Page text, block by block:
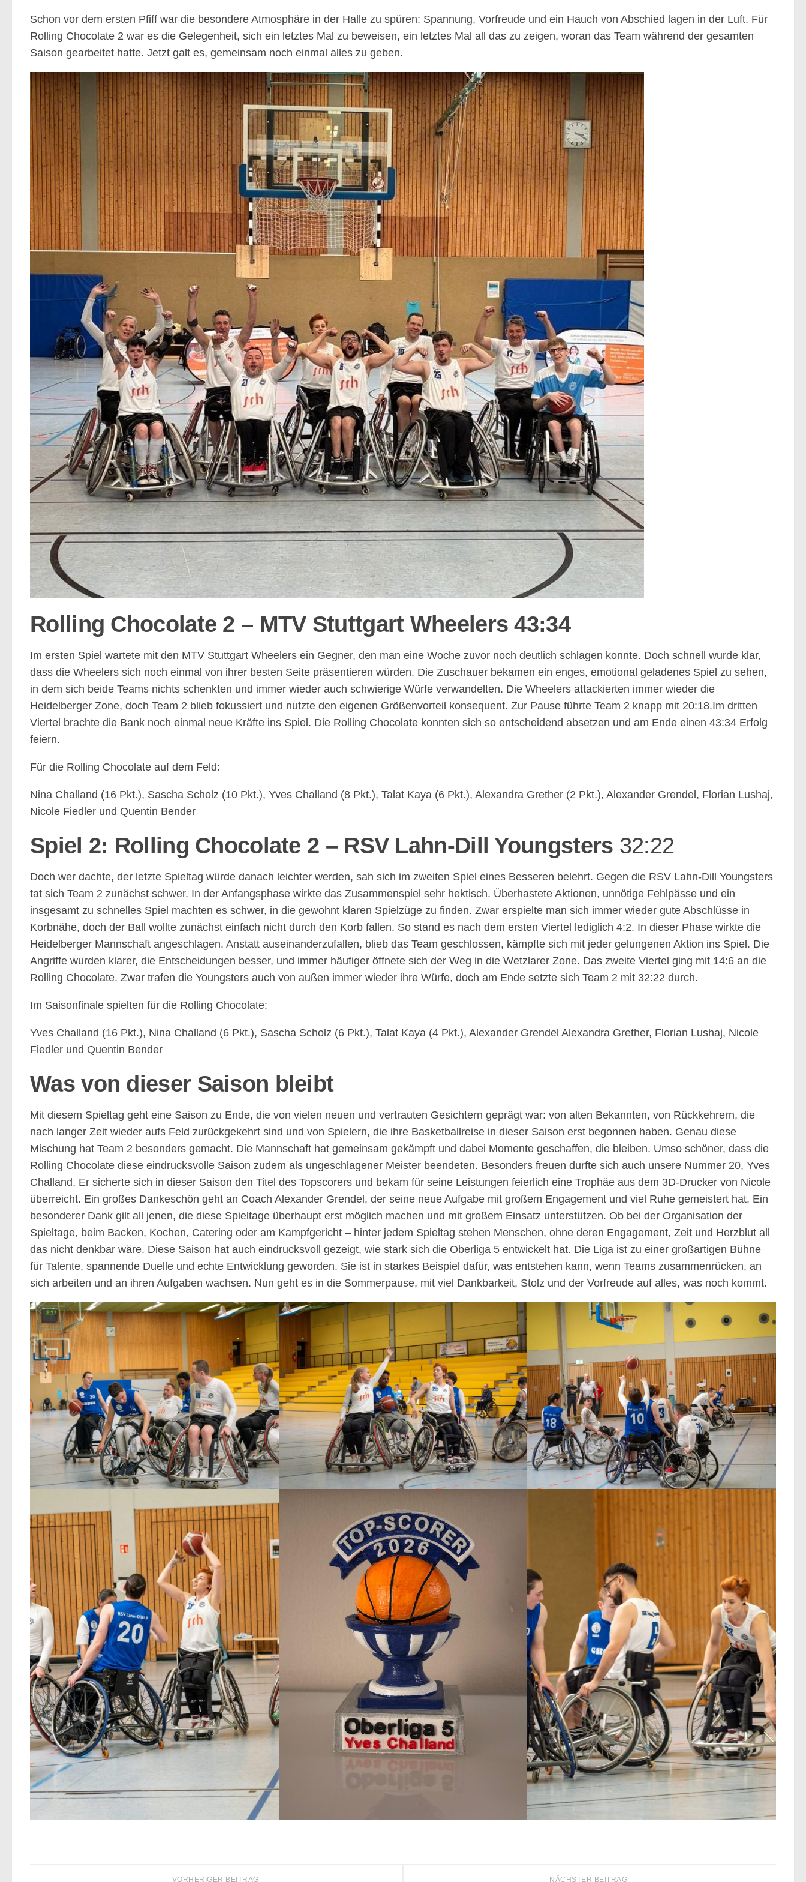
Schon vor dem ersten Pfiff war die besondere Atmosphäre in der Halle zu spüren: Spannung, Vorfreude und ein Hauch von Abschied lagen in der Luft. Für
Rolling Chocolate 2 war es die Gelegenheit, sich ein letztes Mal zu beweisen, ein letztes Mal all das zu zeigen, woran das Team während der gesamten
Saison gearbeitet hatte. Jetzt galt es, gemeinsam noch einmal alles zu geben.
Rolling Chocolate 2 – MTV Stuttgart Wheelers 43:34
Im ersten Spiel wartete mit den MTV Stuttgart Wheelers ein Gegner, den man eine Woche zuvor noch deutlich schlagen konnte. Doch schnell wurde klar,
dass die Wheelers sich noch einmal von ihrer besten Seite präsentieren würden. Die Zuschauer bekamen ein enges, emotional geladenes Spiel zu sehen,
in dem sich beide Teams nichts schenkten und immer wieder auch schwierige Würfe verwandelten. Die Wheelers attackierten immer wieder die
Heidelberger Zone, doch Team 2 blieb fokussiert und nutzte den eigenen Größenvorteil konsequent. Zur Pause führte Team 2 knapp mit 20:18.Im dritten
Viertel brachte die Bank noch einmal neue Kräfte ins Spiel. Die Rolling Chocolate konnten sich so entscheidend absetzen und am Ende einen 43:34 Erfolg
feiern.
Für die Rolling Chocolate auf dem Feld:
Nina Challand (16 Pkt.), Sascha Scholz (10 Pkt.), Yves Challand (8 Pkt.), Talat Kaya (6 Pkt.), Alexandra Grether (2 Pkt.), Alexander Grendel, Florian Lushaj,
Nicole Fiedler und Quentin Bender
Spiel 2: Rolling Chocolate 2 – RSV Lahn-Dill Youngsters 32:22
Doch wer dachte, der letzte Spieltag würde danach leichter werden, sah sich im zweiten Spiel eines Besseren belehrt. Gegen die RSV Lahn-Dill Youngsters
tat sich Team 2 zunächst schwer. In der Anfangsphase wirkte das Zusammenspiel sehr hektisch. Überhastete Aktionen, unnötige Fehlpässe und ein
insgesamt zu schnelles Spiel machten es schwer, in die gewohnt klaren Spielzüge zu finden. Zwar erspielte man sich immer wieder gute Abschlüsse in
Korbnähe, doch der Ball wollte zunächst einfach nicht durch den Korb fallen. So stand es nach dem ersten Viertel lediglich 4:2. In dieser Phase wirkte die
Heidelberger Mannschaft angeschlagen. Anstatt auseinanderzufallen, blieb das Team geschlossen, kämpfte sich mit jeder gelungenen Aktion ins Spiel. Die
Angriffe wurden klarer, die Entscheidungen besser, und immer häufiger öffnete sich der Weg in die Wetzlarer Zone. Das zweite Viertel ging mit 14:6 an die
Rolling Chocolate. Zwar trafen die Youngsters auch von außen immer wieder ihre Würfe, doch am Ende setzte sich Team 2 mit 32:22 durch.
Im Saisonfinale spielten für die Rolling Chocolate:
Yves Challand (16 Pkt.), Nina Challand (6 Pkt.), Sascha Scholz (6 Pkt.), Talat Kaya (4 Pkt.), Alexander Grendel Alexandra Grether, Florian Lushaj, Nicole
Fiedler und Quentin Bender
Was von dieser Saison bleibt
Mit diesem Spieltag geht eine Saison zu Ende, die von vielen neuen und vertrauten Gesichtern geprägt war: von alten Bekannten, von Rückkehrern, die
nach langer Zeit wieder aufs Feld zurückgekehrt sind und von Spielern, die ihre Basketballreise in dieser Saison erst begonnen haben. Genau diese
Mischung hat Team 2 besonders gemacht. Die Mannschaft hat gemeinsam gekämpft und dabei Momente geschaffen, die bleiben. Umso schöner, dass die
Rolling Chocolate diese eindrucksvolle Saison zudem als ungeschlagener Meister beendeten. Besonders freuen durfte sich auch unsere Nummer 20, Yves
Challand. Er sicherte sich in dieser Saison den Titel des Topscorers und bekam für seine Leistungen feierlich eine Trophäe aus dem 3D-Drucker von Nicole
überreicht. Ein großes Dankeschön geht an Coach Alexander Grendel, der seine neue Aufgabe mit großem Engagement und viel Ruhe gemeistert hat. Ein
besonderer Dank gilt all jenen, die diese Spieltage überhaupt erst möglich machen und mit großem Einsatz unterstützen. Ob bei der Organisation der
Spieltage, beim Backen, Kochen, Catering oder am Kampfgericht – hinter jedem Spieltag stehen Menschen, ohne deren Engagement, Zeit und Herzblut all
das nicht denkbar wäre. Diese Saison hat auch eindrucksvoll gezeigt, wie stark sich die Oberliga 5 entwickelt hat. Die Liga ist zu einer großartigen Bühne
für Talente, spannende Duelle und echte Entwicklung geworden. Sie ist in starkes Beispiel dafür, was entstehen kann, wenn Teams zusammenrücken, an
sich arbeiten und an ihren Aufgaben wachsen. Nun geht es in die Sommerpause, mit viel Dankbarkeit, Stolz und der Vorfreude auf alles, was noch kommt.
NÄCHSTER BEITRAG
VORHERIGER BEITRAG